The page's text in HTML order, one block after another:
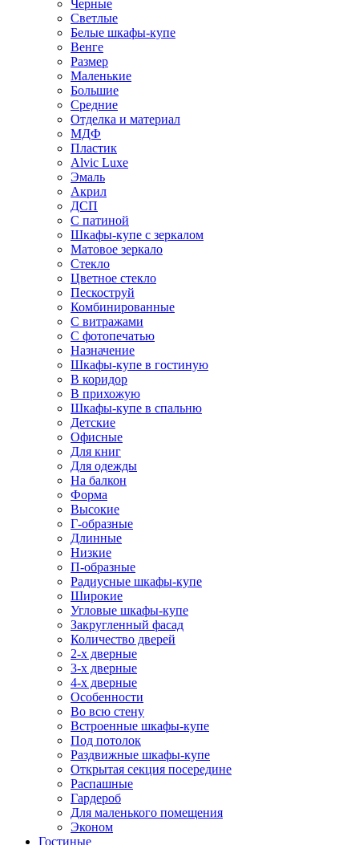
Черные
Светлые
Белые шкафы-купе
Венге
Размер
Маленькие
Большие
Средние
Отделка и материал
МДФ
Пластик
Alvic Luxe
Эмаль
Акрил
ДСП
С патиной
Шкафы-купе с зеркалом
Матовое зеркало
Стекло
Цветное стекло
Пескоструй
Комбинированные
С витражами
С фотопечатью
Назначение
Шкафы-купе в гостиную
В коридор
В прихожую
Шкафы-купе в спальню
Детские
Офисные
Для книг
Для одежды
На балкон
Форма
Высокие
Г-образные
Длинные
Низкие
П-образные
Радиусные шкафы-купе
Широкие
Угловые шкафы-купе
Закругленный фасад
Количество дверей
2-х дверные
3-х дверные
4-х дверные
Особенности
Во всю стену
Встроенные шкафы-купе
Под потолок
Раздвижные шкафы-купе
Открытая секция посередине
Распашные
Гардероб
Для маленького помещения
Эконом
Гостиные